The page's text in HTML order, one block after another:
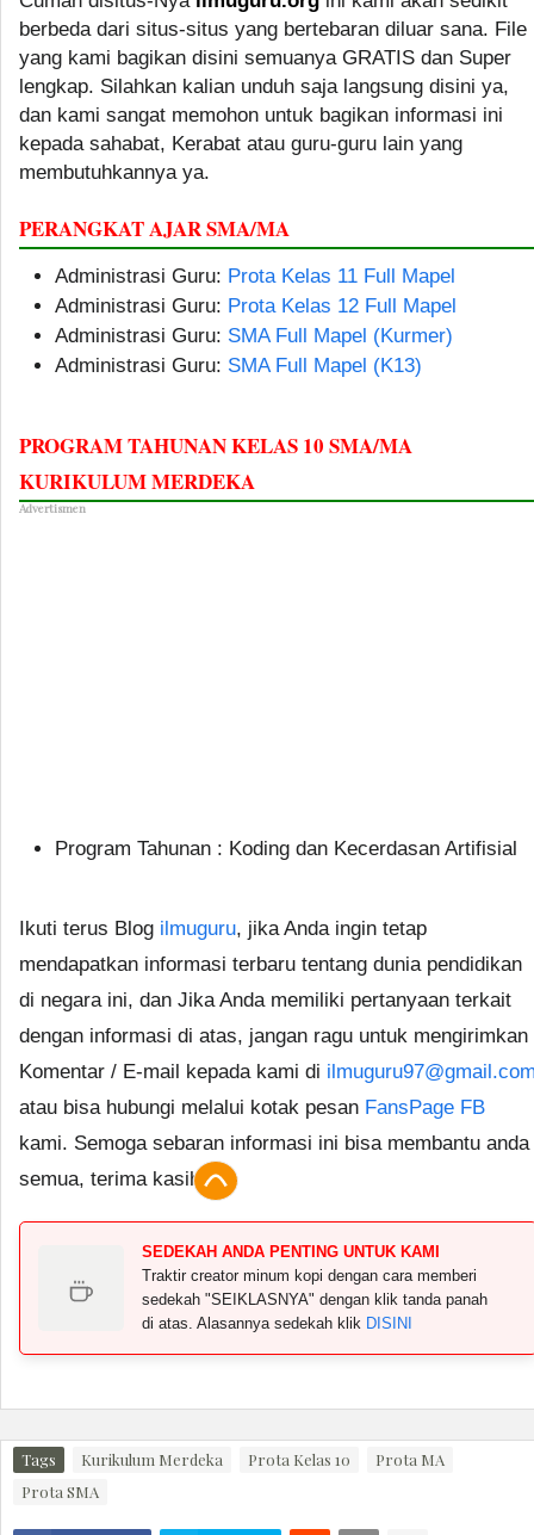
berbeda dari situs-situs yang bertebaran diluar sana. File
yang kami bagikan disini semuanya GRATIS dan Super
lengkap. Silahkan kalian unduh saja langsung disini ya,
dan kami sangat memohon untuk bagikan informasi ini
kepada sahabat, Kerabat atau guru-guru lain yang
membutuhkannya ya.
PERANGKAT AJAR SMA/MA
Administrasi Guru: Prota Kelas 11 Full Mapel
Administrasi Guru: Prota Kelas 12 Full Mapel
Administrasi Guru: SMA Full Mapel (Kurmer)
Administrasi Guru: SMA Full Mapel (K13)
PROGRAM TAHUNAN KELAS 10 SMA/MA
KURIKULUM MERDEKA
Advertismen
Program Tahunan : Koding dan Kecerdasan Artifisial
Ikuti terus Blog ilmuguru, jika Anda ingin tetap
mendapatkan informasi terbaru tentang dunia pendidikan
di negara ini, dan Jika Anda memiliki pertanyaan terkait
dengan informasi di atas, jangan ragu untuk mengirimkan
Komentar / E-mail kepada kami di
atau bisa hubungi melalui kotak pesan FansPage FB
kami. Semoga sebaran informasi ini bisa membantu anda
semua, terima kasih.
SEDEKAH ANDA PENTING UNTUK KAMI
Traktir creator minum kopi dengan cara memberi
sedekah "SEIKLASNYA" dengan klik tanda panah
di atas. Alasannya sedekah klik DISINI
Tags Kurikulum Merdeka Prota Kelas 10
Prota MA
Prota SMA